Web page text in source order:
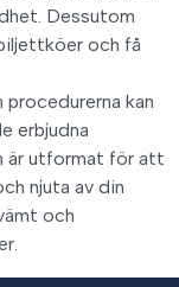
Dessutom
och få
kan
erbjudna
är utformat för att
njuta av din
och